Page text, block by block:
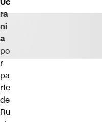
ra
ni
a
po
r
pa
rte
de
Ru